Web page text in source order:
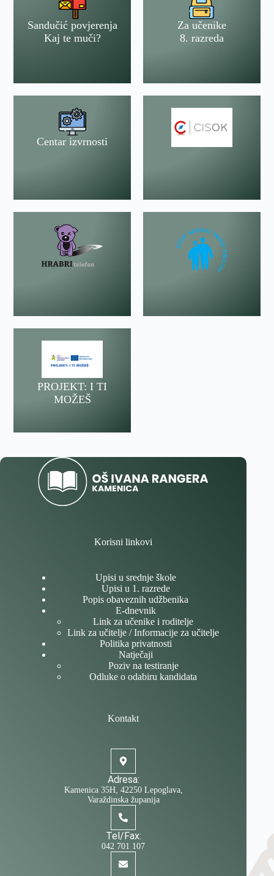
Sandučić povjerenja
Kaj te muči?
Za učenike
8. razreda
Centar izvrnosti
PROJEKT: I TI
MOŽEŠ
Korisni linkovi
Upisi u srednje škole
Upisi u 1. razrede
Popis obaveznih udžbenika
E-dnevnik
Link za učenike i roditelje
Link za učitelje / Informacije za učitelje
Politika privatnosti
Natječaji
Poziv na testiranje
Odluke o odabiru kandidata
Kontakt
Adresa:
Kamenica 35H, 42250 Lepoglava,
Varaždinska županija
Tel/Fax:
042 701 107